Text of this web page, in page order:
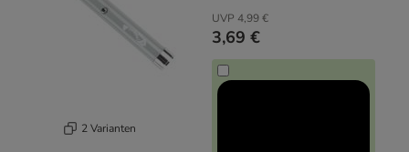
2 Varianten
UVP 4,99 €
3,69 €